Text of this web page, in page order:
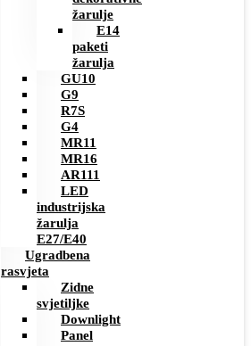
žarulje
E14
paketi
žarulja
GU10
G9
R7S
G4
MR11
MR16
AR111
LED
industrijska
žarulja
E27/E40
Ugradbena
rasvjeta
Zidne
svjetiljke
Downlight
Panel